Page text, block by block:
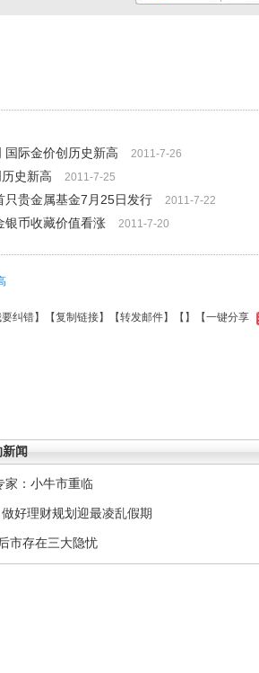
国际金价创历史新高
2011-7-26
史新高 2011-7-25
只贵金属基金7月25日发行 2011-7-22
银币收藏价值看涨 2011-7-20
纠错】【复制链接】【转发邮件】【 】 【一键分享
新闻
家：小牛市重临
好理财规划迎最凌乱假期
市存在三大隐忧